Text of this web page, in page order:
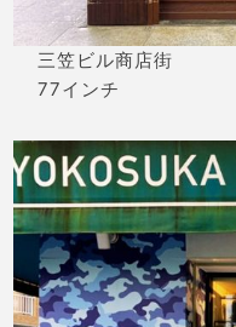
三笠ビル商店街
77インチ